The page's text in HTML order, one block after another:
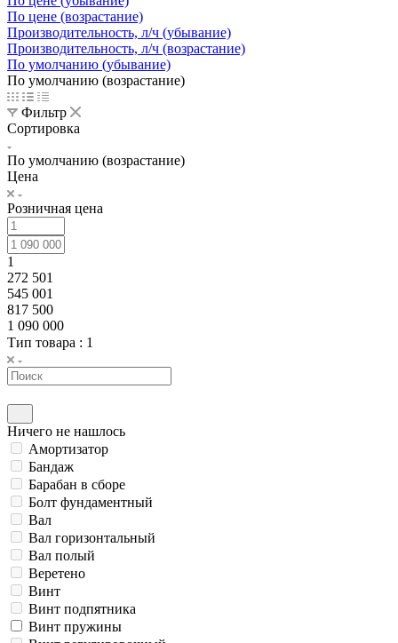
По цене (возрастание)
Производительность, л/ч (убывание)
Производительность, л/ч (возрастание)
По умолчанию (убывание)
По умолчанию (возрастание)
Фильтр
Сортировка
По умолчанию (возрастание)
Цена
Розничная цена
1
272 501
545 001
817 500
1 090 000
Тип товара : 1
Ничего не нашлось
Амортизатор
Бандаж
Барабан в сборе
Болт фундаментный
Вал
Вал горизонтальный
Вал полый
Веретено
Винт
Винт подпятника
Винт пружины